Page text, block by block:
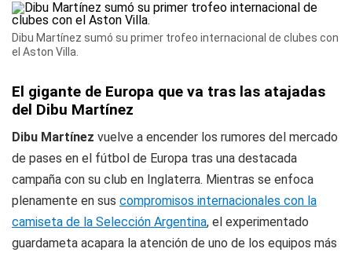
Dibu Martínez sumó su primer trofeo internacional de clubes con
el Aston Villa.
El gigante de Europa que va tras las atajadas
del Dibu Martínez
Dibu Martínez vuelve a encender los rumores del mercado
de pases en el fútbol de Europa tras una destacada
campaña con su club en Inglaterra. Mientras se enfoca
plenamente en sus compromisos internacionales con la
camiseta de la Selección Argentina, el experimentado
guardameta acapara la atención de uno de los equipos más